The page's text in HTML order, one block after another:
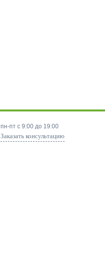
пн-пт с 9:00 до 19:00
Заказать консультацию